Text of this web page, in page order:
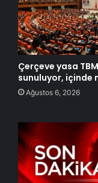
Çerçeve yasa
sunuluyor, içinde
Ağustos 6, 2026